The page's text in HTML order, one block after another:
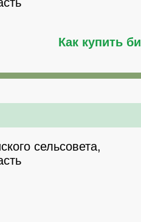
Как купить
сельсовета,